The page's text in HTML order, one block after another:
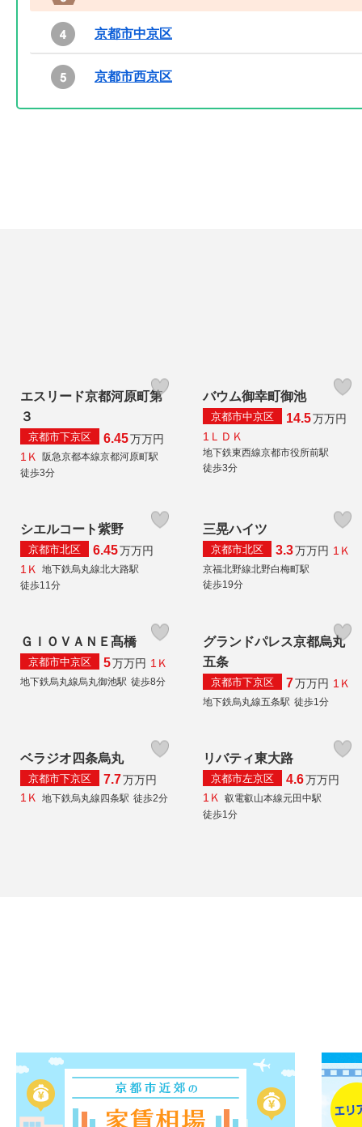
京都市中京区
京都市西京区
エスリード京都河原町第
３
京都市下京区 6.45万万円
1Ｋ
阪急京都本線京都河原町駅
徒歩3分
バウム御幸町御池
京都市中京区 14.5万万円
1ＬＤＫ
地下鉄東西線京都市役所前駅
徒歩3分
シエルコート紫野
京都市北区 6.45万万円
1Ｋ
地下鉄烏丸線北大路駅
徒歩11分
三晃ハイツ
京都市北区 3.3万万円 1Ｋ
京福北野線北野白梅町駅
徒歩19分
ＧＩＯＶＡＮＥ髙橋
京都市中京区 5万万円 1Ｋ
地下鉄烏丸線烏丸御池駅 徒歩8分
グランドパレス京都烏丸
五条
京都市下京区 7万万円 1Ｋ
地下鉄烏丸線五条駅 徒歩1分
ベラジオ四条烏丸
京都市下京区 7.7万万円
1Ｋ 地下鉄烏丸線四条駅 徒歩2分
リバティ東大路
京都市左京区 4.6万万円
1Ｋ 叡電叡山本線元田中駅
徒歩1分